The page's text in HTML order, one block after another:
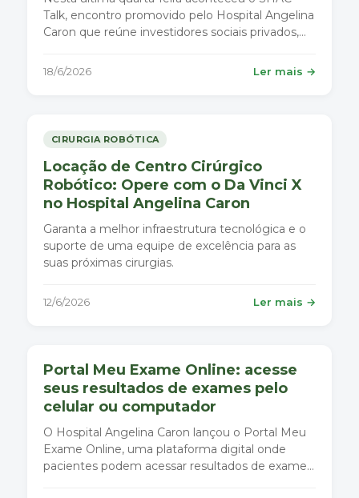
Talk, encontro promovido pelo Hospital Angelina
Caron que reúne investidores sociais privados,
transparência e transformação social na saúde.
18/6/2026 Ler mais →
CIRURGIA ROBÓTICA
Locação de Centro Cirúrgico
Robótico: Opere com o Da Vinci X
no Hospital Angelina Caron
Garanta a melhor infraestrutura tecnológica e o
suporte de uma equipe de excelência para as
suas próximas cirurgias.
12/6/2026 Ler mais →
Portal Meu Exame Online: acesse
seus resultados de exames pelo
celular ou computador
O Hospital Angelina Caron lançou o Portal Meu
Exame Online, uma plataforma digital onde
pacientes podem acessar resultados de exames